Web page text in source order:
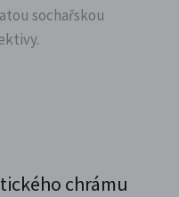
sochařskou
chrámu